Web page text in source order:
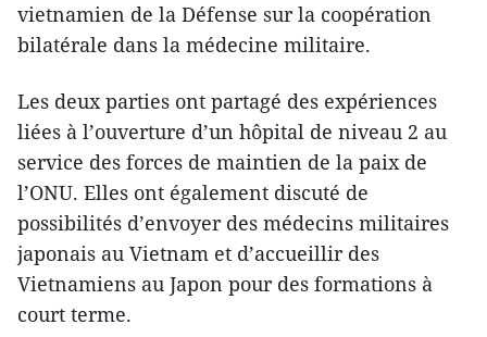
vietnamien de la Défense sur la coopération
bilatérale dans la médecine militaire.
Les deux parties ont partagé des expériences
liées à l’ouverture d’un hôpital de niveau 2 au
service des forces de maintien de la paix de
l’ONU. Elles ont également discuté de
possibilités d’envoyer des médecins militaires
japonais au Vietnam et d’accueillir des
Vietnamiens au Japon pour des formations à
court terme.